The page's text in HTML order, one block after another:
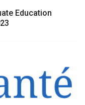
Education